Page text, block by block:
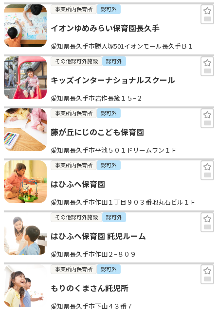
事業所内保育所 認可外
イオンゆめみらい保育園長久手
愛知県長久手市勝入塚501イオンモール長久手Ｂ１
その他認可外施設 認可外
キッズインターナショナルスクール
愛知県長久手市岩作長筬１５−２
事業所内保育所 認可外
藤が丘にじのこども保育園
愛知県長久手市平池５０１ドリームワン１Ｆ
事業所内保育所 認可外
はひふへ保育園
愛知県長久手市作田１丁目９０３番地丸石ビル１Ｆ
その他認可外施設 認可外
はひふへ保育園 託児ルーム
愛知県長久手市作田２−８０９
事業所内保育所 認可外
もりのくまさん託児所
愛知県長久手市下山４３番７